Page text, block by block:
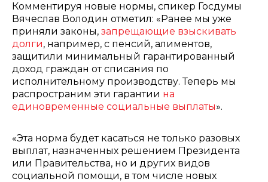
Комментируя новые нормы, спикер Госдумы
Вячеслав Володин отметил: «Ранее мы уже
приняли законы, запрещающие взыскивать
долги, например, с пенсий, алиментов,
защитили минимальный гарантированный
доход граждан от списания по
исполнительному производству. Теперь мы
распространим эти гарантии на
единовременные социальные выплаты».
«Эта норма будет касаться не только разовых
выплат, назначенных решением Президента
или Правительства, но и других видов
социальной помощи, в том числе новых